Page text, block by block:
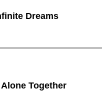
Dreams
Alone Together